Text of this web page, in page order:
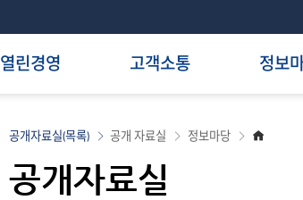
열린경영 고객소통 정보
정보마당
공개 자료실
공개자료실(목록)
공개자료실